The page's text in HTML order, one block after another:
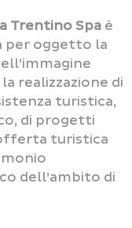
Trentino Spa è
per oggetto la
realizzazione di
turistica,
di progetti
turistica
dell’ambito di